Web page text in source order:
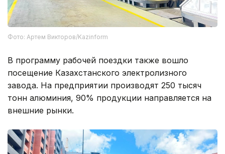
Фото: Артем Викторов/Kazinform
В программу рабочей поездки также вошло
посещение Казахстанского электролизного
завода. На предприятии производят 250 тысяч
тонн алюминия, 90% продукции направляется на
внешние рынки.